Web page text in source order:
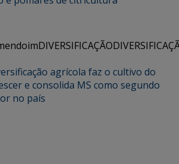
DIVERSIFICAÇÃO
agrícola faz o cultivo do
e consolida MS como segundo
no país